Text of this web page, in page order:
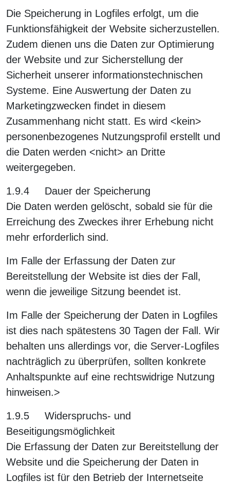
Die Speicherung in Logfiles erfolgt, um die
Funktionsfähigkeit der Website sicherzustellen.
Zudem dienen uns die Daten zur Optimierung
der Website und zur Sicherstellung der
Sicherheit unserer informationstechnischen
Systeme. Eine Auswertung der Daten zu
Marketingzwecken findet in diesem
Zusammenhang nicht statt. Es wird <kein>
personenbezogenes Nutzungsprofil erstellt und
die Daten werden <nicht> an Dritte
weitergegeben.
1.9.4 Dauer der Speicherung
Die Daten werden gelöscht, sobald sie für die
Erreichung des Zweckes ihrer Erhebung nicht
mehr erforderlich sind.
Im Falle der Erfassung der Daten zur
Bereitstellung der Website ist dies der Fall,
wenn die jeweilige Sitzung beendet ist.
Im Falle der Speicherung der Daten in Logfiles
ist dies nach spätestens 30 Tagen der Fall. Wir
behalten uns allerdings vor, die Server-Logfiles
nachträglich zu überprüfen, sollten konkrete
Anhaltspunkte auf eine rechtswidrige Nutzung
hinweisen.>
1.9.5 Widerspruchs- und
Beseitigungsmöglichkeit
Die Erfassung der Daten zur Bereitstellung der
Website und die Speicherung der Daten in
Logfiles ist für den Betrieb der Internetseite